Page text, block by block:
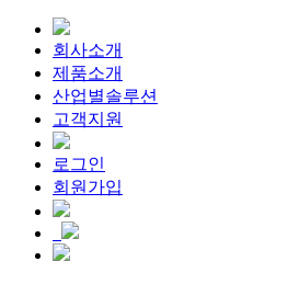
회사소개
제품소개
산업별솔루션
고객지원
로그인
회원가입